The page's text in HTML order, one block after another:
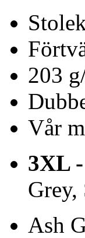
203
Vår
3XL
Grey,
Ash